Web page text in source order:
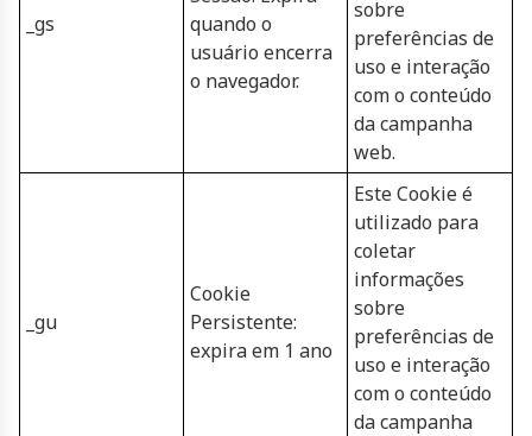
_gs
quando o
usuário encerra
o navegador.
sobre
preferências de
uso e interação
com o conteúdo
da campanha
web.
_gu
Cookie
Persistente:
expira em 1 ano
Este Cookie é
utilizado para
coletar
informações
sobre
preferências de
uso e interação
com o conteúdo
da campanha